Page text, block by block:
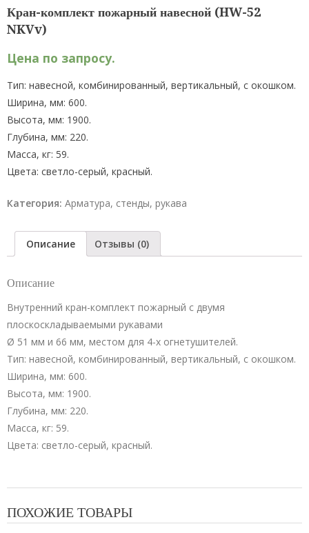
Кран-комплект пожарный навесной (HW-52
NKVv)
Цена по запросу.
Тип: навесной, комбинированный, вертикальный, с окошком.
Ширина, мм: 600.
Высота, мм: 1900.
Глубина, мм: 220.
Масса, кг: 59.
Цвета: светло-серый, красный.
Категория: Арматура, стенды, рукава
Описание Отзывы (0)
Описание
Внутренний кран-комплект пожарный с двумя
плоскоскладываемыми рукавами
Ø 51 мм и 66 мм, местом для 4-х огнетушителей.
Тип: навесной, комбинированный, вертикальный, с окошком.
Ширина, мм: 600.
Высота, мм: 1900.
Глубина, мм: 220.
Масса, кг: 59.
Цвета: светло-серый, красный.
ПОХОЖИЕ ТОВАРЫ